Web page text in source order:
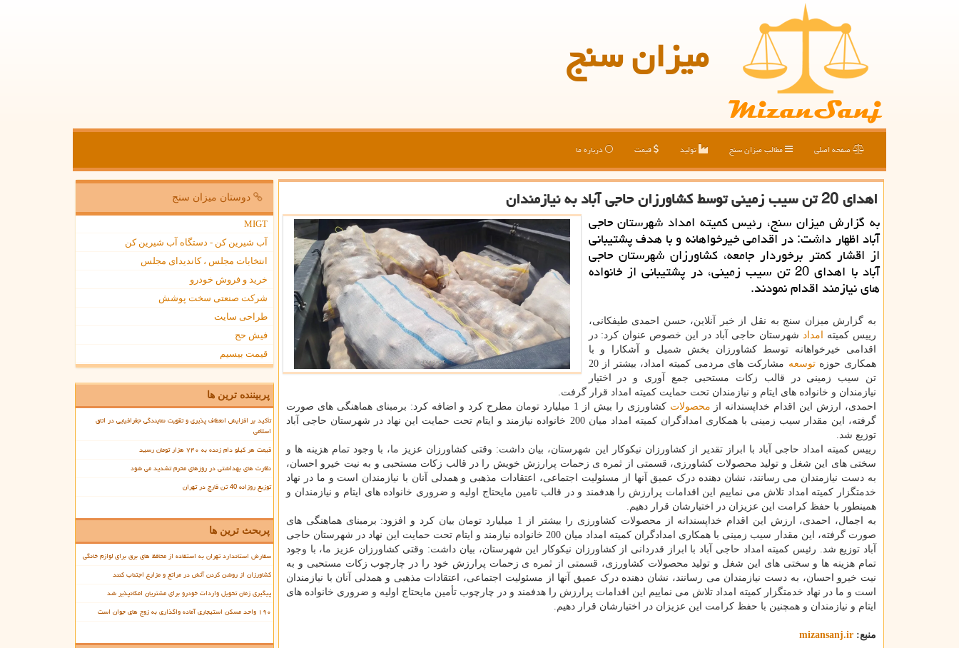
میزان سنج
صفحه اصلی مطالب میزان سنج تولید قیمت درباره ما
اهدای 20 تن سیب زمینی توسط کشاورزان حاجی آباد به نیازمندان
به گزارش میزان سنج، رئیس کمیته امداد شهرستان حاجی
آباد اظهار داشت: در اقدامی خیرخواهانه و با هدف پشتیبانی
از اقشار کمتر برخوردار جامعه، کشاورزان شهرستان حاجی
آباد با اهدای 20 تن سیب زمینی، در پشتیبانی از خانواده
های نیازمند اقدام نمودند.
به گزارش میزان سنج به نقل از خبر آنلاین، حسن احمدی طیفکانی،
رییس کمیته
امدادشهرستان حاجی آباد در این خصوص عنوان کرد: در
اقدامی خیرخواهانه توسط کشاورزان بخش شمیل و آشکارا و با
همکاری حوزهتوسعه
مشارکت های مردمی کمیته امداد، بیشتر از 20
تن سیب زمینی در قالب زکات مستحبی جمع آوری و در اختیار
نیازمندان و خانواده های ایتام و نیازمندان تحت حمایت کمیته امداد قرار گرفت.
احمدی، ارزش این اقدام خداپسندانه از محصولات
کشاورزی را بیش از 1 میلیارد تومان مطرح کرد و اضافه کرد: برمبنای هماهنگی های صورت
گرفته، این مقدار سیب زمینی با همکاری امدادگران کمیته امداد میان 200 خانواده نیازمند و ایتام تحت حمایت این نهاد در شهرستان حاجی آباد
توزیع شد.
رییس کمیته امداد حاجی آباد با ابراز تقدیر از کشاورزان نیکوکار این شهرستان، بیان داشت: وقتی کشاورزان عزیز ما، با وجود تمام هزینه ها و
سختی های این شغل و تولید محصولات کشاورزی، قسمتی از ثمره ی زحمات پرارزش خویش را در قالب زکات مستحبی و به نیت خیرو احسان،
به دست نیازمندان می رسانند، نشان دهنده درک عمیق آنها از مسئولیت اجتماعی، اعتقادات مذهبی و همدلی آنان با نیازمندان است و ما در نهاد
خدمتگزار کمیته امداد تلاش می نماییم این اقدامات پرارزش را هدفمند و در قالب تامین مایحتاج اولیه و ضروری خانواده های ایتام و نیازمندان و
همینطور با حفظ کرامت این عزیزان در اختیارشان قرار دهیم.
به اجمال، احمدی، ارزش این اقدام خداپسندانه از محصولات کشاورزی را بیشتر از 1 میلیارد تومان بیان کرد و افزود: برمبنای هماهنگی های
صورت گرفته، این مقدار سیب زمینی با همکاری امدادگران کمیته امداد میان 200 خانواده نیازمند و ایتام تحت حمایت این نهاد در شهرستان حاجی
آباد توزیع شد. رئیس کمیته امداد حاجی آباد با ابراز قدردانی از کشاورزان نیکوکار این شهرستان، بیان داشت: وقتی کشاورزان عزیز ما، با وجود
تمام هزینه ها و سختی های این شغل و تولید محصولات کشاورزی، قسمتی از ثمره ی زحمات پرارزش خود را در چارچوب زکات مستحبی و به
نیت خیرو احسان، به دست نیازمندان می رسانند، نشان دهنده درک عمیق آنها از مسئولیت اجتماعی، اعتقادات مذهبی و همدلی آنان با نیازمندان
است و ما در نهاد خدمتگزار کمیته امداد تلاش می نماییم این اقدامات پرارزش را هدفمند و در چارچوب تأمین مایحتاج اولیه و ضروری خانواده های
ایتام و نیازمندان و همچنین با حفظ کرامت این عزیزان در اختیارشان قرار دهیم.
منبع: mizansanj.ir
دوستان میزان سنج
MIGT
آب شیرین کن - دستگاه آب شیرین کن
انتخابات مجلس ، کاندیدای مجلس
خرید و فروش خودرو
شرکت صنعتی سخت پوشش
طراحی سایت
فیش حج
قیمت بیسیم
پربیننده ترین ها
تأکید بر افزایش انعطاف پذیری و تقویت نمایندگی جغرافیایی در اتاق
اسلامی
قیمت هر کیلو دام زنده به ۷۴۰ هزار تومان رسید
نظارت های بهداشتی در روزهای محرم تشدید می شود
توزیع روزانه 40 تن قارچ در تهران
پربحث ترین ها
سفارش استاندارد تهران به استفاده از محافظ های برق برای لوازم خانگی
کشاورزان از روشن کردن آتش در مراتع و مزارع اجتناب کنند
پیگیری زمان تحویل واردات خودرو برای مشتریان امکانپذیر شد
۱۹۰ واحد مسکن استیجاری آماده واگذاری به زوج های جوان است